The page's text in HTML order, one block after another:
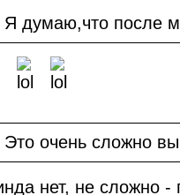
Я думаю,что после
Это очень сложно
нет, не сложно -